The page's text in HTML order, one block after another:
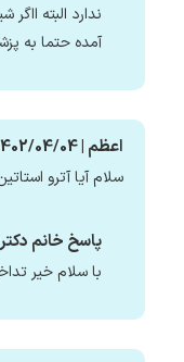
ندارد البته
آمده حتما به
اعظم | 1402/04/04
سلام آیا آترو
پاسخ خانم
با سلام خیر